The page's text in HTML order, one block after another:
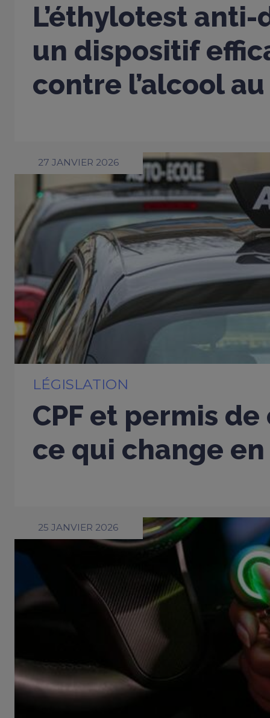
L’éthylotest
un dispositif
contre l’alcool
27 JANVIER 2026
LÉGISLATION
CPF et permis
ce qui change
25 JANVIER 2026